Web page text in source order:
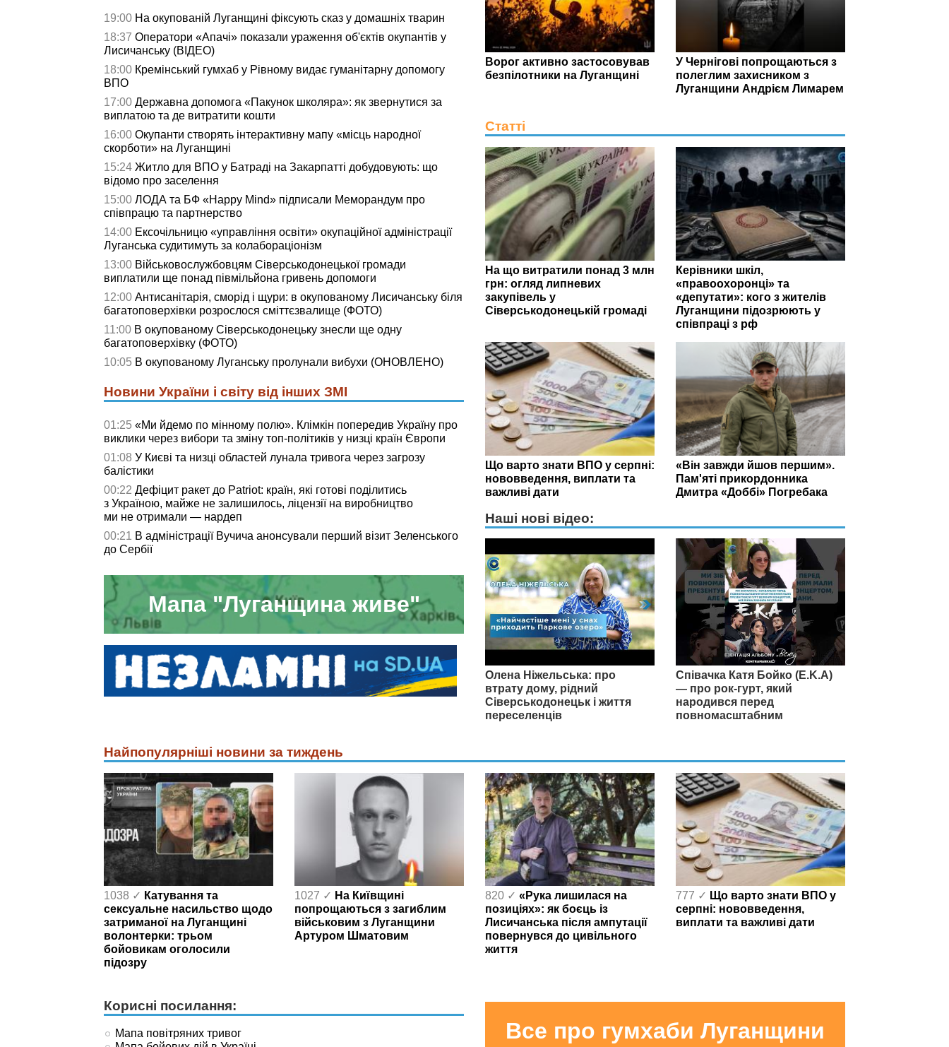
Ворог активно застосовував
безпілотники на Луганщині
У Чернігові попрощаються з
полеглим захисником з
Луганщини Андрієм Лимарем
19:00 На окупованій Луганщині фіксують сказ у домашніх тварин
18:37 Оператори «Апачі» показали ураження об'єктів окупантів у
Лисичанську (ВІДЕО)
18:00 Кремінський гумхаб у Рівному видає гуманітарну допомогу
ВПО
17:00 Державна допомога «Пакунок школяра»: як звернутися за
виплатою та де витратити кошти
16:00 Окупанти створять інтерактивну мапу «місць народної
скорботи» на Луганщині
15:24 Житло для ВПО у Батраді на Закарпатті добудовують: що
відомо про заселення
15:00 ЛОДА та БФ «Happy Mind» підписали Меморандум про
співпрацю та партнерство
14:00 Ексочільницю «управління освіти» окупаційної адміністрації
Луганська судитимуть за колабораціонізм
13:00 Військовослужбовцям Сіверськодонецької громади
виплатили ще понад півмільйона гривень допомоги
12:00 Антисанітарія, сморід і щури: в окупованому Лисичанську біля
багатоповерхівки розрослося сміттєзвалище (ФОТО)
11:00 В окупованому Сіверськодонецьку знесли ще одну
багатоповерхівку (ФОТО)
10:05 В окупованому Луганську пролунали вибухи (ОНОВЛЕНО)
Статті
На що витратили понад 3 млн
грн: огляд липневих
закупівель у
Сіверськодонецькій громаді
Керівники шкіл,
«правоохоронці» та
«депутати»: кого з жителів
Луганщини підозрюють у
співпраці з рф
Що варто знати ВПО у серпні:
нововведення, виплати та
важливі дати
«Він завжди йшов першим».
Пам'яті прикордонника
Дмитра «Доббі» Погребака
Наші нові відео:
Олена Ніжельська: про
втрату дому, рідний
Сіверськодонецьк і життя
переселенців
Співачка Катя Бойко (E.K.A)
— про рок-гурт, який
народився перед
повномасштабним
Новини України і світу від інших ЗМІ
01:25 «Ми йдемо по мінному полю». Клімкін попередив Україну про
виклики через вибори та зміну топ-політиків у низці країн Європи
01:08 У Києві та низці областей лунала тривога через загрозу
балістики
00:22 Дефіцит ракет до Patriot: країн, які готові поділитись
з Україною, майже не залишилось, ліцензії на виробництво
ми не отримали — нардеп
00:21 В адміністрації Вучича анонсували перший візит Зеленського
до Сербії
Мапа "Луганщина живе"
Найпопулярніші новини за тиждень
1038 ✓ Катування та
сексуальне насильство щодо
затриманої на Луганщині
волонтерки: трьом
бойовикам оголосили
підозру
1027 ✓ На Київщині
попрощаються з загиблим
військовим з Луганщини
Артуром Шматовим
820 ✓ «Рука лишилася на
позиціях»: як боєць із
Лисичанська після ампутації
повернувся до цивільного
життя
777 ✓ Що варто знати ВПО у
серпні: нововведення,
виплати та важливі дати
Корисні посилання:
Мапа повітряних тривог
Все про гумхаби Луганщини